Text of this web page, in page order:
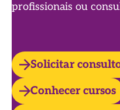
profissionais ou
Solicitar
Conhecer cursos